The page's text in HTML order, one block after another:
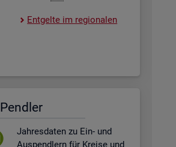
Ent­gel­te im re­gio­na­len
Pend­ler
Jah­res­da­ten zu Ein- und
Aus­pend­lern für Krei­se und